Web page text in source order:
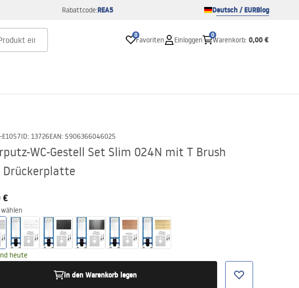
Rabattcode:REA5 Deutsch / EURBlog
0
Favoriten Einloggen
0
Warenkorb: 0,00 €
E1057ID: 13726EAN: 5906366046025
WC-Gestell Set Slim 024N mit T Brush
Drückerplatte
€
heute
in den Warenkorb legen